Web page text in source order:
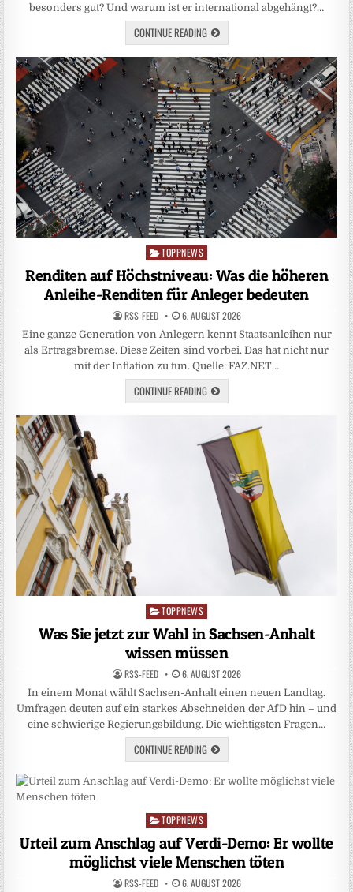
besonders gut? Und warum ist er international abgehängt?…
CONTINUE READING
Posted
in
TOPPNEWS
Renditen auf Höchstniveau: Was die höheren
Anleihe-Renditen für Anleger bedeuten
RSS-FEED 6. AUGUST 2026
Eine ganze Generation von Anlegern kennt Staatsanleihen nur
als Ertragsbremse. Diese Zeiten sind vorbei. Das hat nicht nur
mit der Inflation zu tun. Quelle: FAZ.NET…
CONTINUE READING
Posted
in
TOPPNEWS
Was Sie jetzt zur Wahl in Sachsen-Anhalt
wissen müssen
RSS-FEED 6. AUGUST 2026
In einem Monat wählt Sachsen-Anhalt einen neuen Landtag.
Umfragen deuten auf ein starkes Abschneiden der AfD hin – und
eine schwierige Regierungsbildung. Die wichtigsten Fragen…
CONTINUE READING
Posted
TOPPNEWS
Urteil zum Anschlag auf Verdi-Demo: Er wollte
möglichst viele Menschen töten
RSS-FEED 6. AUGUST 2026